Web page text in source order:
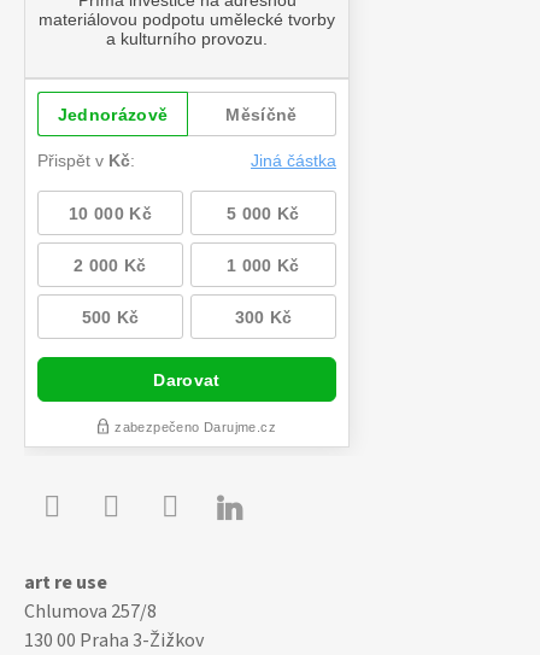

art re use
Chlumova 257/8
130 00 Praha 3-Žižkov